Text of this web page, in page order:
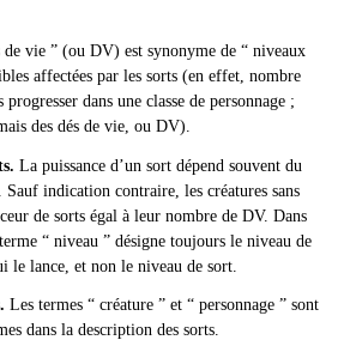
de vie ” (ou DV) est synonyme de “ niveaux
affectées par les sorts (en effet, nombre
dans une classe de personnage ;
des dés de vie, ou DV).
La puissance d’un sort dépend souvent du
indication contraire, les créatures sans
de sorts égal à leur nombre de DV. Dans
“ niveau ” désigne toujours le niveau de
le lance, et non le niveau de sort.
Les termes “ créature ” et “ personnage ” sont
dans la description des sorts.